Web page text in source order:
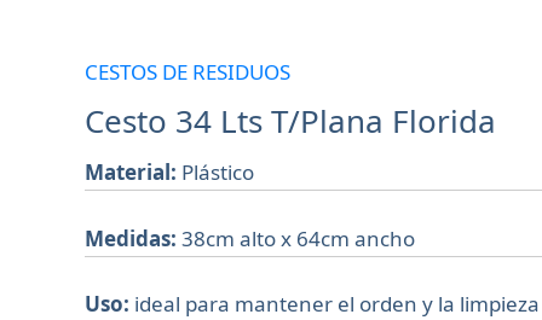
CESTOS DE RESIDUOS
Cesto 34 Lts T/Plana Florida
Material: Plástico
Medidas: 38cm alto x 64cm ancho
Uso: ideal para mantener el orden y la
Lts
Florida
cantidad